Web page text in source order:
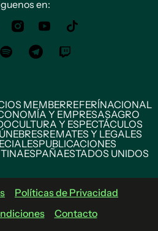
en:
MEMBERREFERÍNACIONAL
Y EMPRESASAGRO
CULTURA Y ESPECTÁCULOS
REMATES Y LEGALES
PUBLICACIONES
ESPAÑAESTADOS UNIDOS
Políticas de Privacidad
Contacto